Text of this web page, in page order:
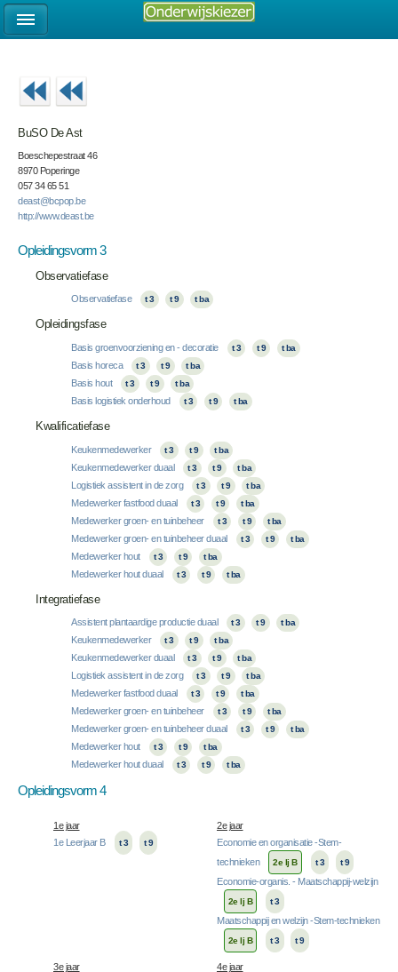
BuSO De Ast
Boeschepestraat 46
8970 Poperinge
057 34 65 51
deast@bcpop.be
http://www.deast.be
Opleidingsvorm 3
Observatiefase
Observatiefase t 3 t 9 t ba
Opleidingsfase
Basis groenvoorziening en - decoratie t 3 t 9 t ba
Basis horeca t 3 t 9 t ba
Basis hout t 3 t 9 t ba
Basis logistiek onderhoud t 3 t 9 t ba
Kwalificatiefase
Keukenmedewerker t 3 t 9 t ba
Keukenmedewerker duaal t 3 t 9 t ba
Logistiek assistent in de zorg t 3 t 9 t ba
Medewerker fastfood duaal t 3 t 9 t ba
Medewerker groen- en tuinbeheer t 3 t 9 t ba
Medewerker groen- en tuinbeheer duaal t 3 t 9 t ba
Medewerker hout t 3 t 9 t ba
Medewerker hout duaal t 3 t 9 t ba
Integratiefase
Assistent plantaardige productie duaal t 3 t 9 t ba
Keukenmedewerker t 3 t 9 t ba
Keukenmedewerker duaal t 3 t 9 t ba
Logistiek assistent in de zorg t 3 t 9 t ba
Medewerker fastfood duaal t 3 t 9 t ba
Medewerker groen- en tuinbeheer t 3 t 9 t ba
Medewerker groen- en tuinbeheer duaal t 3 t 9 t ba
Medewerker hout t 3 t 9 t ba
Medewerker hout duaal t 3 t 9 t ba
Opleidingsvorm 4
1e jaar
2e jaar
1e Leerjaar B
t 3 t 9
Economie en organisatie -Stem-
technieken
2e lj B t 3 t 9
Economie-organis. - Maatschappij-welzijn
2e lj B t 3
Maatschappij en welzijn -Stem-technieken
2e lj B t 3 t 9
3e jaar
4e jaar